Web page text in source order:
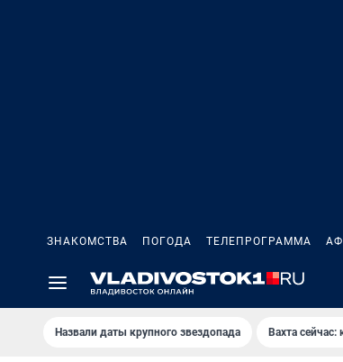
ЗНАКОМСТВА ПОГОДА ТЕЛЕПРОГРАММА
Назвали даты крупного звездопада Вахта